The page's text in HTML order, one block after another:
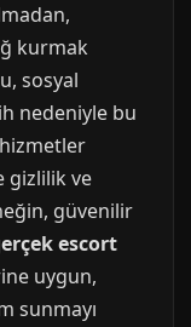
kurmak
sosyal
nedeniyle bu
gizlilik ve
güvenilir
escort
uygun,
sunmayı